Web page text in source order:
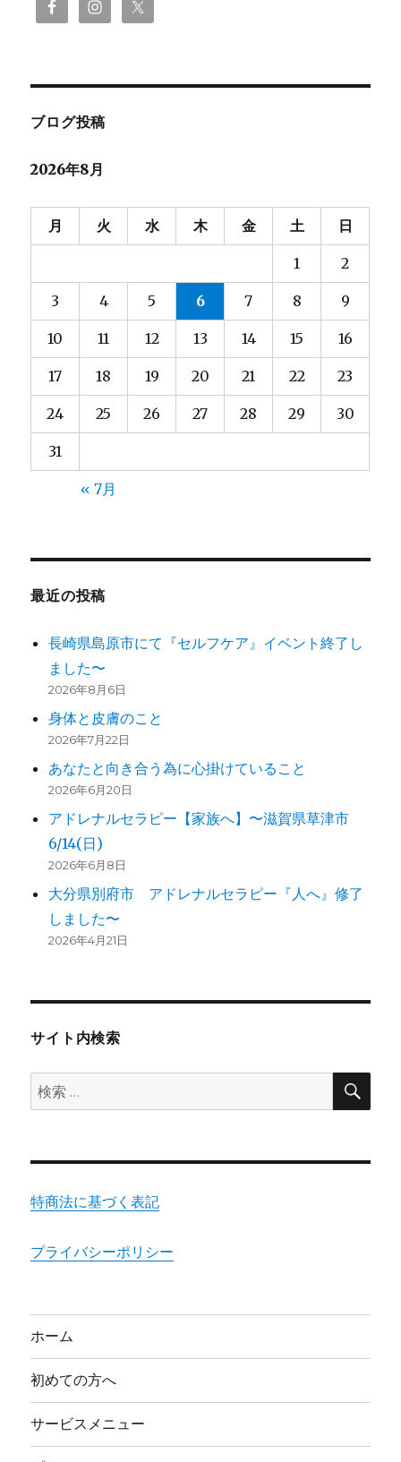
ブログ投稿
2026年8月
月 火 水 木 金 土 日
1 2
3 4 5 6 7 8 9
10 11 12 13 14 15 16
17 18 19 20 21 22 23
24 25 26 27 28 29 30
31
« 7月
最近の投稿
長崎県島原市にて『セルフケア』イベント終了し
ました〜
2026年8月6日
身体と皮膚のこと
2026年7月22日
あなたと向き合う為に心掛けていること
2026年6月20日
アドレナルセラピー【家族へ】〜滋賀県草津市
6/14(日)
2026年6月8日
大分県別府市 アドレナルセラピー『人へ』修了
しました〜
2026年4月21日
サイト内検索
検
索:
検
特商法に基づく表記
プライバシーポリシー
ホーム
初めての方へ
サービスメニュー